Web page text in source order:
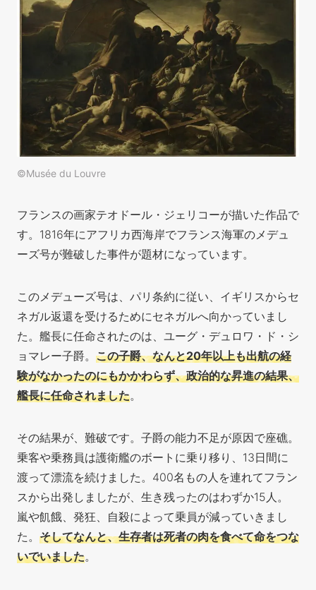
©Musée du Louvre
フランスの画家テオドール・ジェリコーが描いた作品で
す。1816年にアフリカ西海岸でフランス海軍のメデュ
ーズ号が難破した事件が題材になっています。
このメデューズ号は、パリ条約に従い、イギリスからセ
ネガル返還を受けるためにセネガルへ向かっていまし
た。艦長に任命されたのは、ユーグ・デュロワ・ド・シ
ョマレー子爵。 この子爵、なんと20年以上も出航の経
験がなかったのにもかかわらず、政治的な昇進の結果、
艦長に任命されました。
その結果が、難破です。子爵の能力不足が原因で座礁。
乗客や乗務員は護衛艦のボートに乗り移り、13日間に
渡って漂流を続けました。400名もの人を連れてフラン
スから出発しましたが、生き残ったのはわずか15人。
嵐や飢餓、発狂、自殺によって乗員が減っていきまし
た。 そしてなんと、生存者は死者の肉を食べて命をつな
いでいました。